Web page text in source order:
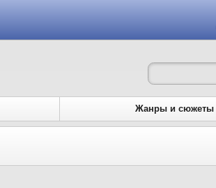
Жанры и сюжеты